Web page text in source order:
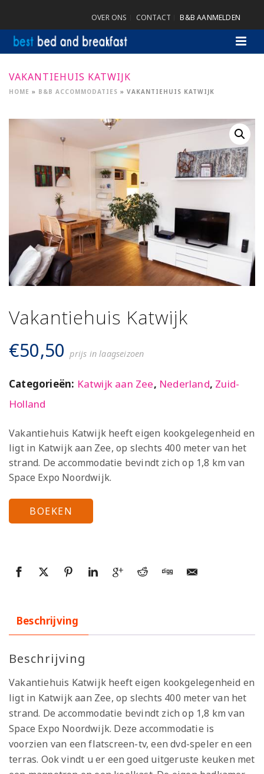
OVER ONS CONTACT B&B AANMELDEN
VAKANTIEHUIS KATWIJK
HOME » B&B ACCOMMODATIES » VAKANTIEHUIS KATWIJK
Vakantiehuis Katwijk
€50,50 prijs in laagseizoen
Categorieën: Katwijk aan Zee, Nederland, Zuid-
Holland
Vakantiehuis Katwijk heeft eigen kookgelegenheid en
ligt in Katwijk aan Zee, op slechts 400 meter van het
strand. De accommodatie bevindt zich op 1,8 km van
Space Expo Noordwijk.
BOEKEN
Beschrijving
Beschrijving
Vakantiehuis Katwijk heeft eigen kookgelegenheid en
ligt in Katwijk aan Zee, op slechts 400 meter van het
strand. De accommodatie bevindt zich op 1,8 km van
Space Expo Noordwijk. Deze accommodatie is
voorzien van een flatscreen-tv, een dvd-speler en een
terras. Ook vindt u er een goed uitgeruste keuken met